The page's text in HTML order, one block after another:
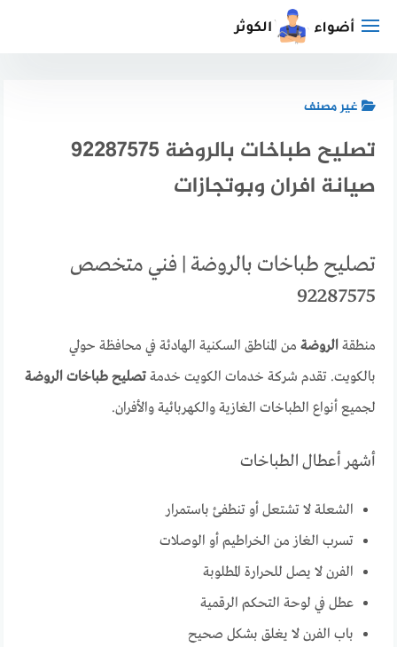
غير مصنف
تصليح طباخات بالروضة 92287575
صيانة افران وبوتجازات
تصليح طباخات بالروضة | فني متخصص
92287575
منطقةالروضة من المناطق السكنية الهادئة في محافظة حولي
بالكويت. تقدم شركة خدمات الكويت خدمةتصليح طباخات الروضة
لجميع أنواع الطباخات الغازية والكهربائية والأفران.
أشهر أعطال الطباخات
الشعلة لا تشتعل أو تنطفئ باستمرار
تسرب الغاز من الخراطيم أو الوصلات
الفرن لا يصل للحرارة المطلوبة
عطل في لوحة التحكم الرقمية
باب الفرن لا يغلق بشكل صحيح